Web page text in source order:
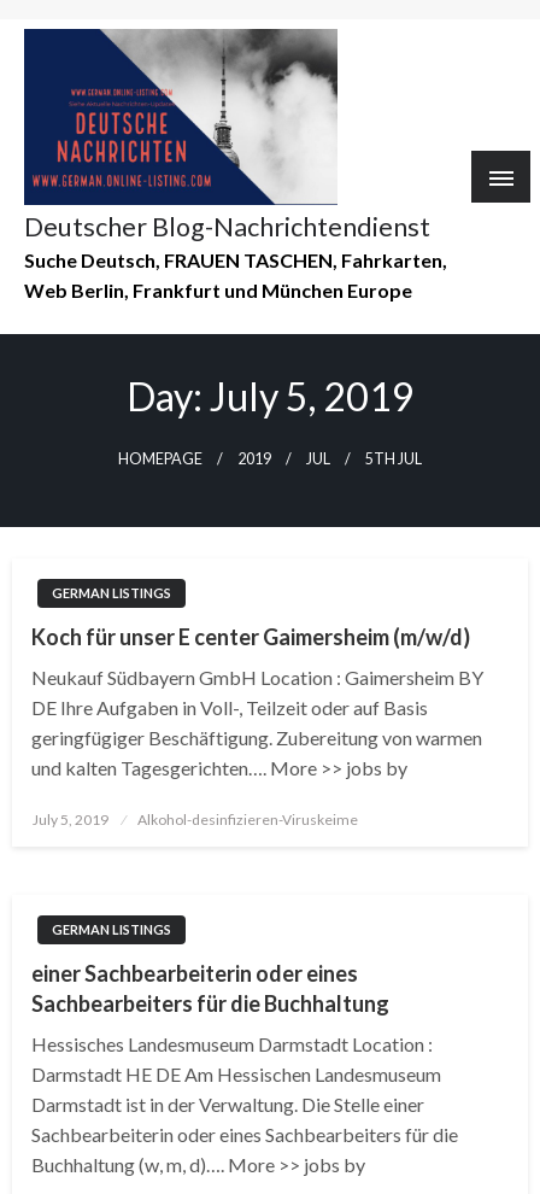
Deutscher Blog-Nachrichtendienst
Suche Deutsch, FRAUEN TASCHEN, Fahrkarten,
Web Berlin, Frankfurt und München Europe
Day: July 5, 2019
HOMEPAGE 2019 JUL 5TH JUL
GERMAN LISTINGS
Koch für unser E center Gaimersheim (m/w/d)
Neukauf Südbayern GmbH Location : Gaimersheim BY
DE Ihre Aufgaben in Voll-, Teilzeit oder auf Basis
geringfügiger Beschäftigung. Zubereitung von warmen
und kalten Tagesgerichten…. More >> jobs by
Posted
July 5, 2019 Alkohol-desinfizieren-Viruskeime
GERMAN LISTINGS
einer Sachbearbeiterin oder eines
Sachbearbeiters für die Buchhaltung
Hessisches Landesmuseum Darmstadt Location :
Darmstadt HE DE Am Hessischen Landesmuseum
Darmstadt ist in der Verwaltung. Die Stelle einer
Sachbearbeiterin oder eines Sachbearbeiters für die
Buchhaltung (w, m, d)…. More >> jobs by